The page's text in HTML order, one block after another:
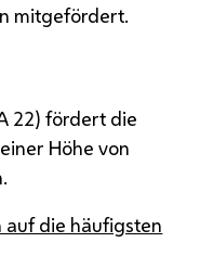
mitgefördert.
22) fördert die
Höhe von
die häufigsten